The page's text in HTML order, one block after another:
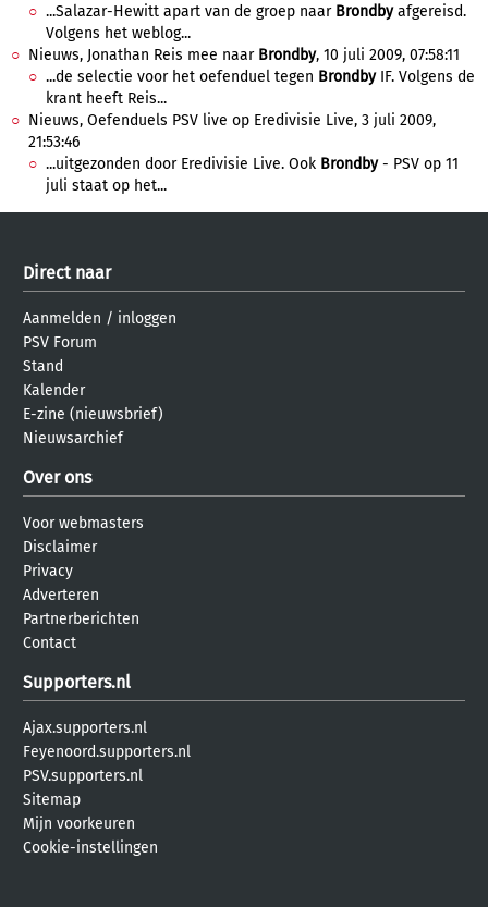
...Salazar-Hewitt apart van de groep naar Brondbyafgereisd.
Volgens het weblog...
Nieuws, Jonathan Reis mee naar Brondby, 10 juli 2009, 07:58:11
...de selectie voor het oefenduel tegen BrondbyIF. Volgens de
krant heeft Reis...
Nieuws, Oefenduels PSV live op Eredivisie Live, 3 juli 2009,
21:53:46
...uitgezonden door Eredivisie Live. Ook Brondby- PSV op 11
juli staat op het...
Direct naar
Aanmelden / inloggen
PSV Forum
Stand
Kalender
E-zine (nieuwsbrief)
Nieuwsarchief
Over ons
Voor webmasters
Disclaimer
Privacy
Adverteren
Partnerberichten
Contact
Supporters.nl
Ajax.supporters.nl
Feyenoord.supporters.nl
PSV.supporters.nl
Sitemap
Mijn voorkeuren
Cookie-instellingen